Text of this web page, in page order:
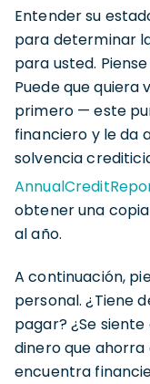
Entender su
para determinar
para usted.
Puede que
primero — este
financiero y le da
solvencia
obtener una
al año.
A continuación,
personal. ¿Tiene
pagar? ¿Se
dinero que ahorra
encuentra